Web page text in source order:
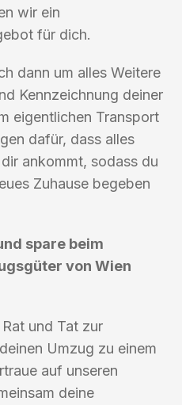
wir ein
für dich.
dann um alles Weitere
Kennzeichnung deiner
eigentlichen Transport
dafür, dass alles
ankommt, sodass du
Zuhause begeben
spare beim
von Wien
und Tat zur
Umzug zu einem
auf unseren
deine